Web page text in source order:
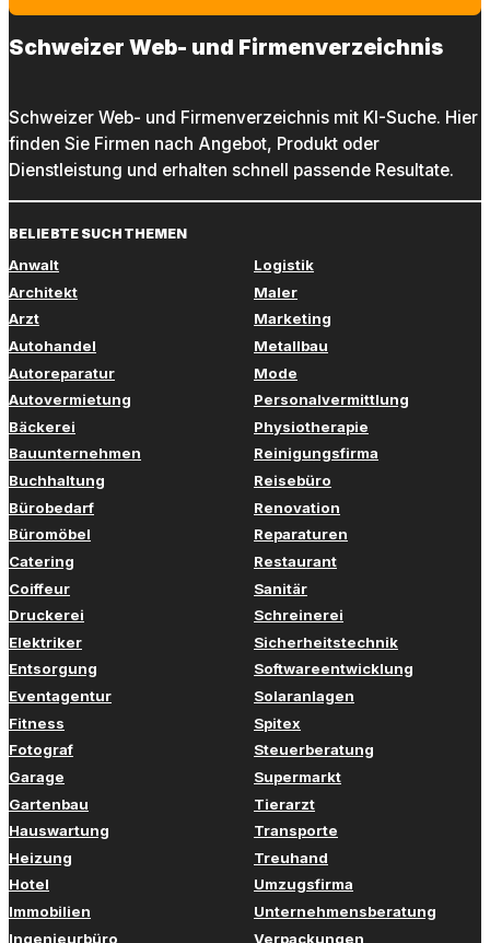
Schweizer Web- und Firmenverzeichnis
Schweizer Web- und Firmenverzeichnis mit KI-Suche. Hier
finden Sie Firmen nach Angebot, Produkt oder
Dienstleistung und erhalten schnell passende Resultate.
BELIEBTE SUCHTHEMEN
Anwalt
Architekt
Arzt
Autohandel
Autoreparatur
Autovermietung
Bäckerei
Bauunternehmen
Buchhaltung
Bürobedarf
Büromöbel
Catering
Coiffeur
Druckerei
Elektriker
Entsorgung
Eventagentur
Fitness
Fotograf
Garage
Gartenbau
Hauswartung
Heizung
Hotel
Immobilien
Ingenieurbüro
Logistik
Maler
Marketing
Metallbau
Mode
Personalvermittlung
Physiotherapie
Reinigungsfirma
Reisebüro
Renovation
Reparaturen
Restaurant
Sanitär
Schreinerei
Sicherheitstechnik
Softwareentwicklung
Solaranlagen
Spitex
Steuerberatung
Supermarkt
Tierarzt
Transporte
Treuhand
Umzugsfirma
Unternehmensberatung
Verpackungen